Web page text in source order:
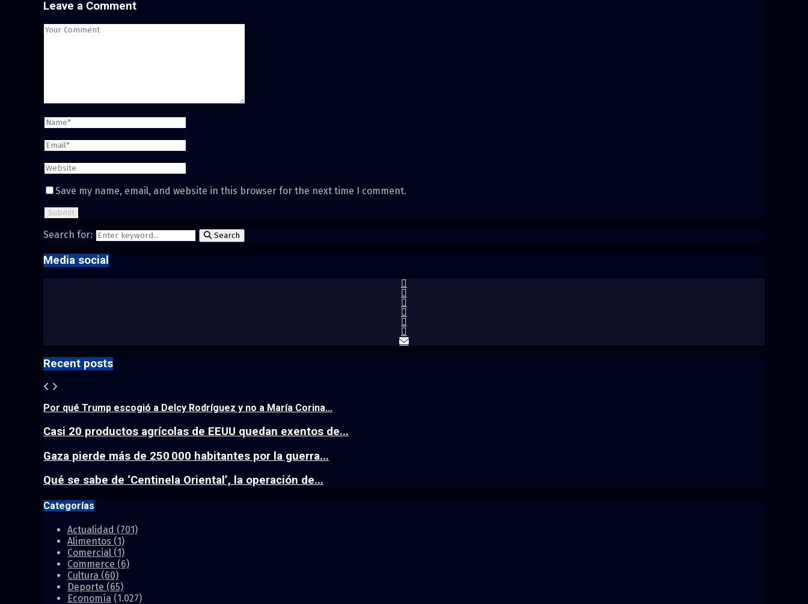
Leave a Comment
Save my name, email, and website in this browser for the next time I comment.
Search for: Search
Media social
Recent posts
Por qué Trump escogió a Delcy Rodríguez y no a María Corina...
Casi 20 productos agrícolas de EEUU quedan exentos de...
Gaza pierde más de 250 000 habitantes por la guerra...
Qué se sabe de ‘Centinela Oriental’, la operación de...
Categorías
Actualidad (701)
Alimentos (1)
Comercial (1)
Commerce (6)
Cultura (60)
Deporte (65)
Economía (1.027)